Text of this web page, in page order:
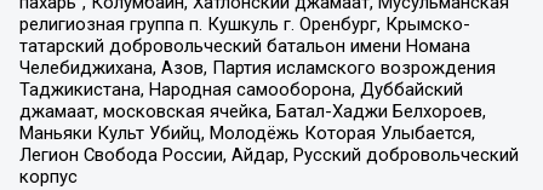
религиозная группа п. Кушкуль г. Оренбург, Крымско-
татарский добровольческий батальон имени Номана
Челебиджихана, Азов, Партия исламского возрождения
Таджикистана, Народная самооборона, Дуббайский
джамаат, московская ячейка, Батал-Хаджи Белхороев,
Маньяки Культ Убийц, Молодёжь Которая Улыбается,
Легион Свобода России, Айдар, Русский добровольческий
корпус